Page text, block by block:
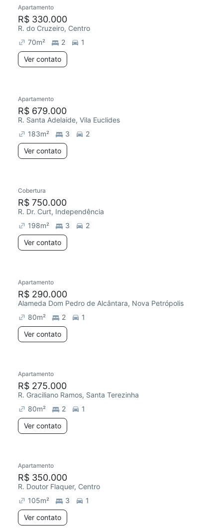
Redecorar
Apartamento
R$ 330.000
R. do Cruzeiro, Centro
70m² 2
1
Ver contato
Apartamento
R$ 679.000
R. Santa Adelaide, Vila Euclides
183m² 3
2
Ver contato
Redecorar
Cobertura
R$ 750.000
R. Dr. Curt, Independência
198m² 3
2
Ver contato
Redecorar
Apartamento
R$ 290.000
Alameda Dom Pedro de Alcântara, Nova Petrópolis
80m² 2
1
Ver contato
Redecorar
Apartamento
R$ 275.000
R. Graciliano Ramos, Santa Terezinha
80m² 2
1
Ver contato
Redecorar
Apartamento
R$ 350.000
R. Doutor Flaquer, Centro
105m² 3
1
Ver contato